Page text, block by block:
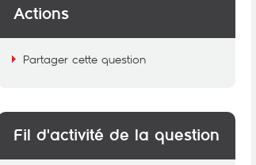
Actions
Partager cette question
Fil d'activité de la question